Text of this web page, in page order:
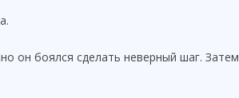
он боялся сделать неверный шаг. Затем